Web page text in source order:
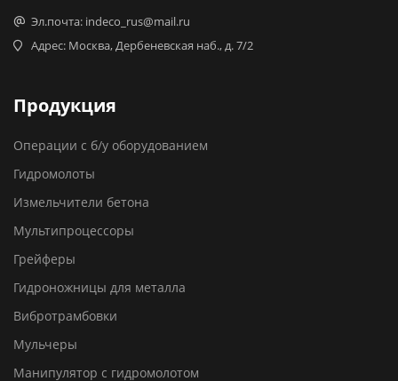
Эл.почта: indeco_rus@mail.ru
Адрес: Москва, Дербеневская наб., д. 7/2
Продукция
Операции с б/у оборудованием
Гидромолоты
Измельчители бетона
Мультипроцессоры
Грейферы
Гидроножницы для металла
Вибротрамбовки
Мульчеры
Манипулятор с гидромолотом